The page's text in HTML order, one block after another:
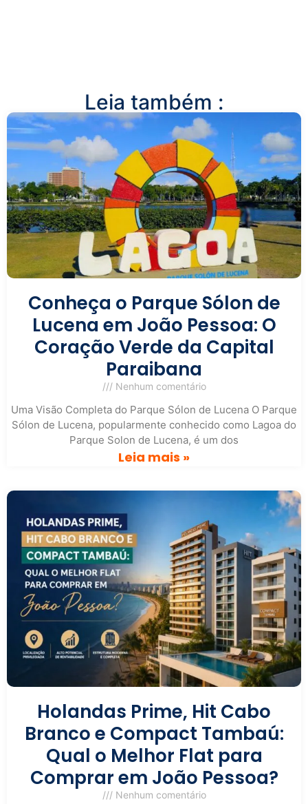
Leia também :
Conheça o Parque Sólon de
Lucena em João Pessoa: O
Coração Verde da Capital
Paraibana
Nenhum comentário
Uma Visão Completa do Parque Sólon de Lucena O Parque
Sólon de Lucena, popularmente conhecido como Lagoa do
Parque Solon de Lucena, é um dos
Leia mais »
Holandas Prime, Hit Cabo
Branco e Compact Tambaú:
Qual o Melhor Flat para
Comprar em João Pessoa?
Nenhum comentário